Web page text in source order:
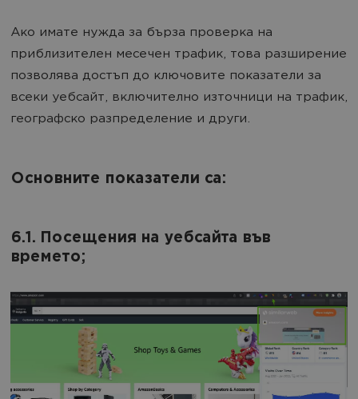
Ако имате нужда за бърза проверка на
приблизителен месечен трафик, това разширение
позволява достъп до ключовите показатели за
всеки уебсайт, включително източници на трафик,
географско разпределение и други.
Основните показатели са:
6.1. Посещения на уебсайта във
времето;